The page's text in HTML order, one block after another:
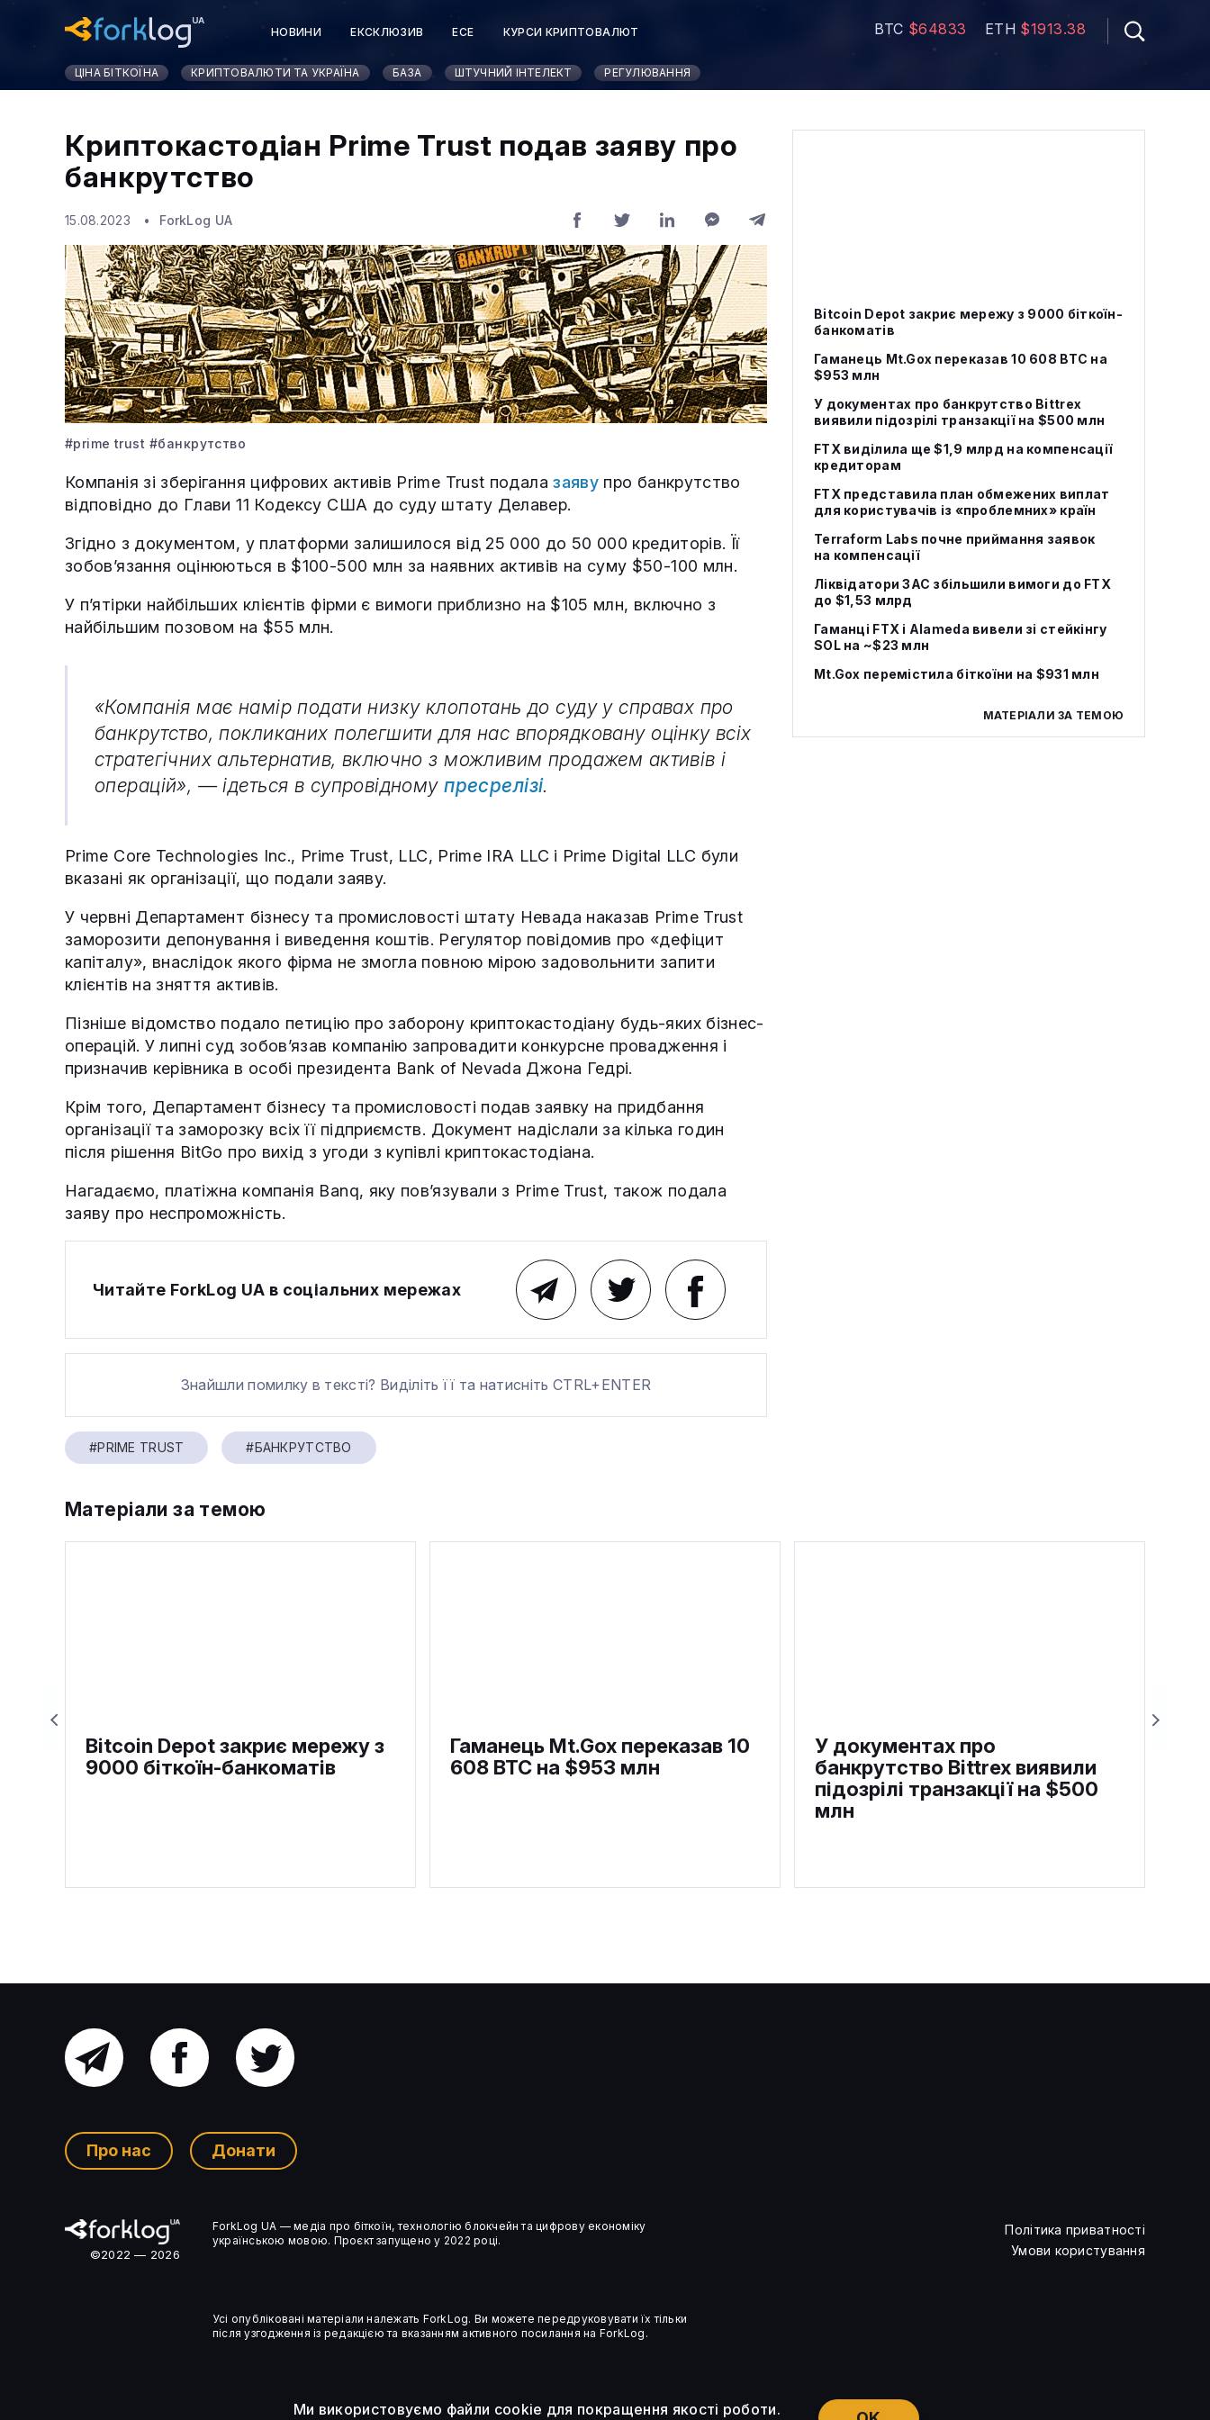
НОВИНИ ЕКСКЛЮЗИВ ЕСЕ КУРСИ КРИПТОВАЛЮТ BTC $64833 ETH $1913.38
ЦІНА БІТКОЇНА КРИПТОВАЛЮТИ ТА УКРАЇНА БАЗА ШТУЧНИЙ ІНТЕЛЕКТ РЕГУЛЮВАННЯ
Bitcoin Depot закриє мережу з 9000 біткоїн-
банкоматів
Гаманець Mt.Gox переказав 10 608 BTC на
$953 млн
У документах про банкрутство Bittrex
виявили підозрілі транзакції на $500 млн
FTX виділила ще $1,9 млрд на компенсації
кредиторам
FTX представила план обмежених виплат
для користувачів із «проблемних» країн
Terraform Labs почне приймання заявок
на компенсації
Ліквідатори 3AC збільшили вимоги до FTX
до $1,53 млрд
Гаманці FTX і Alameda вивели зі стейкінгу
SOL на ~$23 млн
Mt.Gox перемістила біткоїни на $931 млн
МАТЕРІАЛИ ЗА ТЕМОЮ
Криптокастодіан Prime Trust подав заяву про
банкрутство
15.08.2023 ForkLog UA
#prime trust #банкрутство
Компанія зі зберігання цифрових активів Prime Trust подалазаяву про банкрутство
відповідно до Глави 11 Кодексу США до суду штату Делавер.
Згідно з документом, у платформи залишилося від 25 000 до 50 000 кредиторів. Її
зобов’язання оцінюються в $100-500 млн за наявних активів на суму $50-100 млн.
У п’ятірки найбільших клієнтів фірми є вимоги приблизно на $105 млн, включно з
найбільшим позовом на $55 млн.
«Компанія має намір подати низку клопотань до суду у справах про
банкрутство, покликаних полегшити для нас впорядковану оцінку всіх
стратегічних альтернатив, включно з можливим продажем активів і
операцій», —ідеться в супровідномупресрелізі.
Prime Core Technologies Inc., Prime Trust, LLC, Prime IRA LLC і Prime Digital LLC були
вказані як організації, що подали заяву.
У червні Департамент бізнесу та промисловості штату Невада наказав Prime Trust
заморозити депонування і виведення коштів. Регулятор повідомив про «дефіцит
капіталу», внаслідок якого фірма не змогла повною мірою задовольнити запити
клієнтів на зняття активів.
Пізніше відомство подало петицію про заборону криптокастодіану будь-яких бізнес-
операцій. У липні суд зобов’язав компанію запровадити конкурсне провадження і
призначив керівника в особі президента Bank of Nevada Джона Гедрі.
Крім того, Департамент бізнесу та промисловості подав заявку на придбання
організації та заморозку всіх її підприємств. Документ надіслали за кілька годин
після рішення BitGo про вихід з угоди з купівлі криптокастодіана.
Нагадаємо, платіжна компанія Banq, яку пов’язували з Prime Trust, також подала
заяву про неспроможність.
Читайте ForkLog UA в соціальних мережах
Знайшли помилку в тексті? Виділіть її та натисніть CTRL+ENTER
#PRIME TRUST #БАНКРУТСТВО
Матеріали за темою
Bitcoin Depot закриє мережу з
9000 біткоїн-банкоматів
Гаманець Mt.Gox переказав 10
608 BTC на $953 млн
У документах про
банкрутство Bittrex виявили
підозрілі транзакції на $500
млн
Головний
Ком’юніті-
чат
Facebook
Про нас Донати
©2022 — 2026
ForkLog UA — медіа про біткоїн, технологію блокчейн та цифрову економіку
українською мовою. Проєкт запущено у 2022 році.
Політика приватності
Умови користування
Усі опубліковані матеріали належать ForkLog. Ви можете передруковувати їх тільки
після узгодження із редакцією та вказанням активного посилання на ForkLog.
Ми використовуємо файли cookie для покращення якості роботи.